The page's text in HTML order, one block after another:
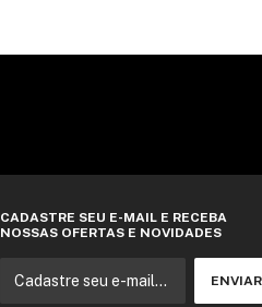
CADASTRE SEU E-MAIL E RECEBA
NOSSAS OFERTAS E NOVIDADES